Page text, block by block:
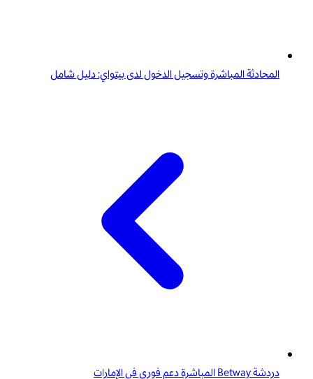
المحادثة المباشرة وتسجيل الدخول لدى بيتواي: دليل شامل
دردشة Betway المباشرة دعم فوري في الإمارات